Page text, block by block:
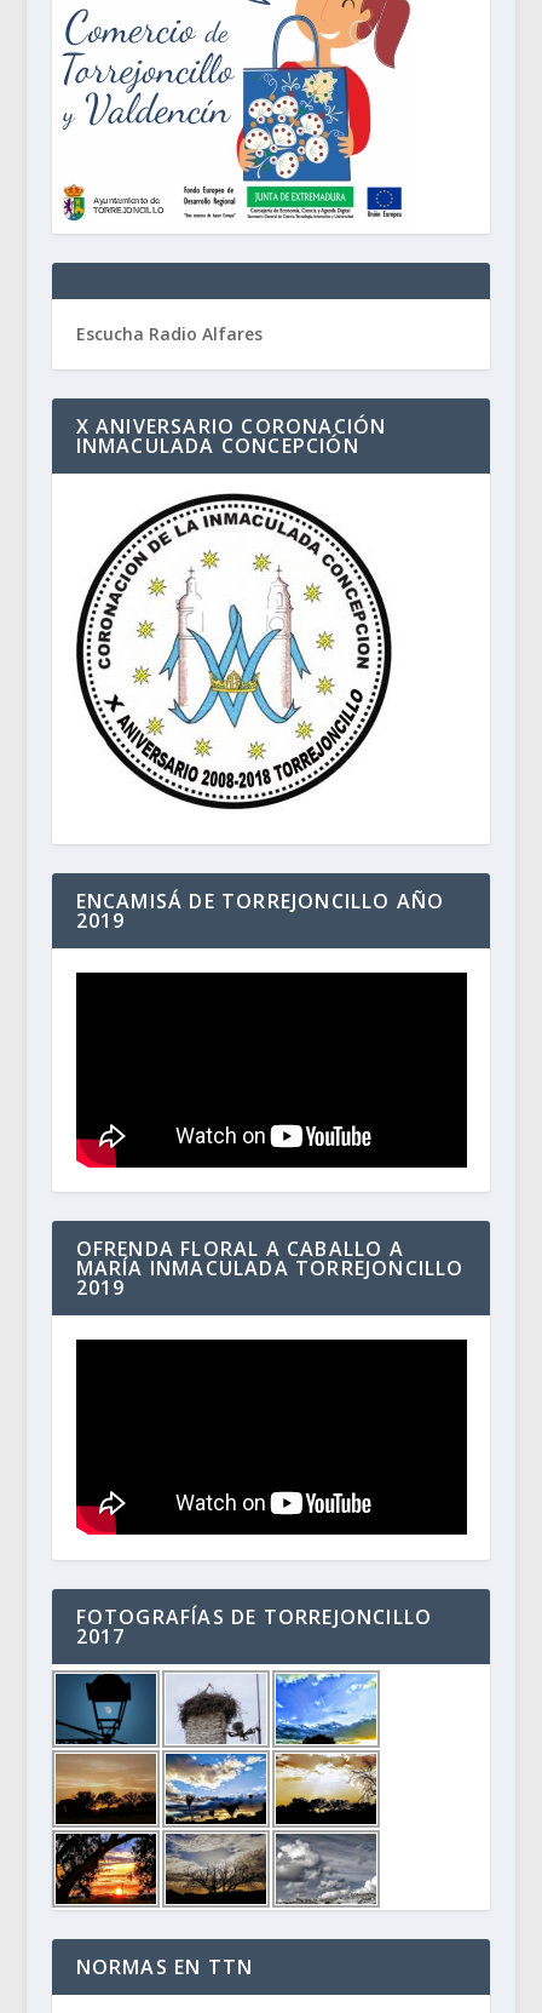
Escucha Radio Alfares
X ANIVERSARIO CORONACIÓN
INMACULADA CONCEPCIÓN
ENCAMISÁ DE TORREJONCILLO AÑO
2019
OFRENDA FLORAL A CABALLO A
MARÍA INMACULADA TORREJONCILLO
2019
FOTOGRAFÍAS DE TORREJONCILLO
2017
NORMAS EN TTN